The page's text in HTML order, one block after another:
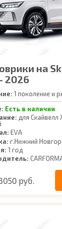
на
2026
1 поколение и
Есть в наличии
для Скайвелл
EVA
г.Нижний
1 год
руб.